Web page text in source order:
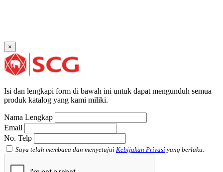
Plug SCG AW
Shinkolite
Atap Akrilik Shinkolite Shade
×
Isi dan lengkapi form di bawah ini untuk dapat mengunduh semua
produk katalog yang kami miliki.
Nama Lengkap
Email
No. Telp
Saya telah membaca dan menyetujui Kebijakan Privasi yang berlaku.